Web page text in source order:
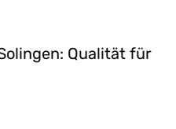
Qualität für